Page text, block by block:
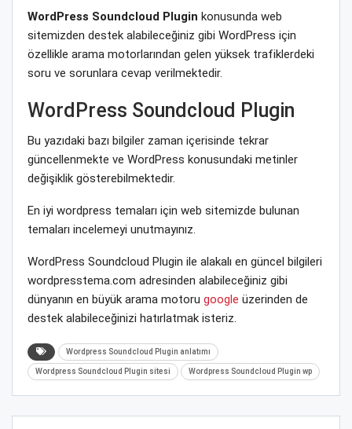
WordPress Soundcloud Plugin konusunda web
sitemizden destek alabileceğiniz gibi WordPress için
özellikle arama motorlarından gelen yüksek trafiklerdeki
soru ve sorunlara cevap verilmektedir.
WordPress Soundcloud Plugin
Bu yazıdaki bazı bilgiler zaman içerisinde tekrar
güncellenmekte ve WordPress konusundaki metinler
değişiklik gösterebilmektedir.
En iyi wordpress temaları için web sitemizde bulunan
temaları incelemeyi unutmayınız.
WordPress Soundcloud Plugin ile alakalı en güncel bilgileri
wordpresstema.com adresinden alabileceğiniz gibi
dünyanın en büyük arama motoru google üzerinden de
destek alabileceğinizi hatırlatmak isteriz.
Wordpress Soundcloud Plugin anlatımı
Wordpress Soundcloud Plugin sitesi Wordpress Soundcloud Plugin wp